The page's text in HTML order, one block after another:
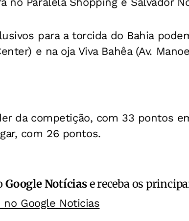
para a torcida do Bahia
e na oja Viva Bahêa (Av.
da competição, com 33 pontos
com 26 pontos.
Google Notíciase receba os
no Google Noticias